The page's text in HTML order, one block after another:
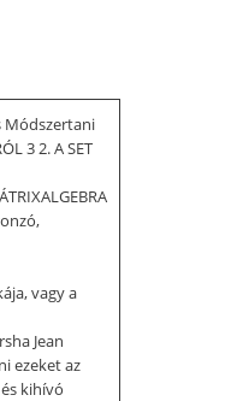
Módszertani
3 2. A SET
vagy a
Jean
ezeket az
kihívó